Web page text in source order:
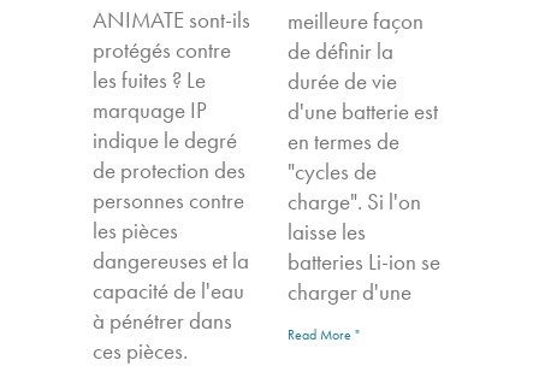
ANIMATE sont-ils
protégés contre
les fuites ? Le
marquage IP
indique le degré
de protection des
personnes contre
les pièces
dangereuses et la
capacité de l'eau
à pénétrer dans
ces pièces.
meilleure façon
de définir la
durée de vie
d'une batterie est
en termes de
"cycles de
charge". Si l'on
laisse les
batteries Li-ion se
charger d'une
Read More "